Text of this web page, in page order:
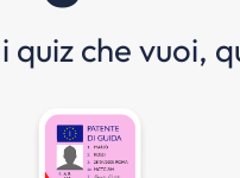
che vuoi,